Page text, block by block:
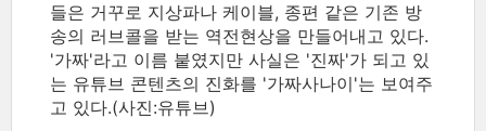
들은 거꾸로 지상파나 케이블, 종편 같은 기존 방
송의 러브콜을 받는 역전현상을 만들어내고 있다.
'가짜'라고 이름 붙였지만 사실은 '진짜'가 되고 있
는 유튜브 콘텐츠의 진화를 '가짜사나이'는 보여주
고 있다.(사진:유튜브)